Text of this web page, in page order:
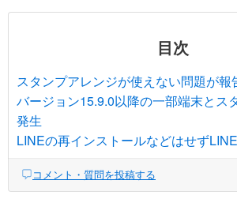
目次
スタンプアレンジが使えない問題が報
バージョン15.9.0以降の一部端末とス
発生
LINEの再インストールなどはせず
コメント・質問を投稿する